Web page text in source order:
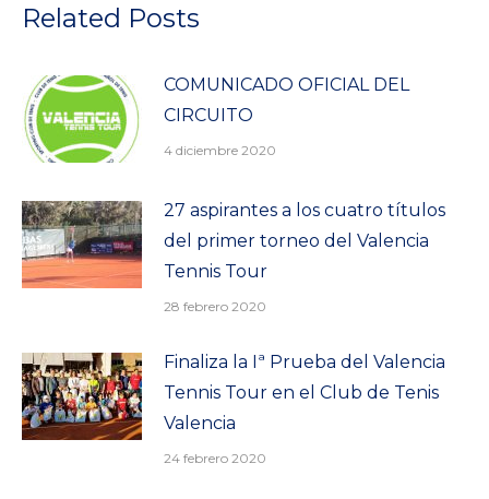
Related Posts
COMUNICADO OFICIAL DEL
CIRCUITO
4 diciembre 2020
27 aspirantes a los cuatro títulos
del primer torneo del Valencia
Tennis Tour
28 febrero 2020
Finaliza la Iª Prueba del Valencia
Tennis Tour en el Club de Tenis
Valencia
24 febrero 2020